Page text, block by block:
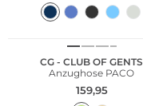
CG - CLUB OF GENTS
Anzughose PACO
159,95